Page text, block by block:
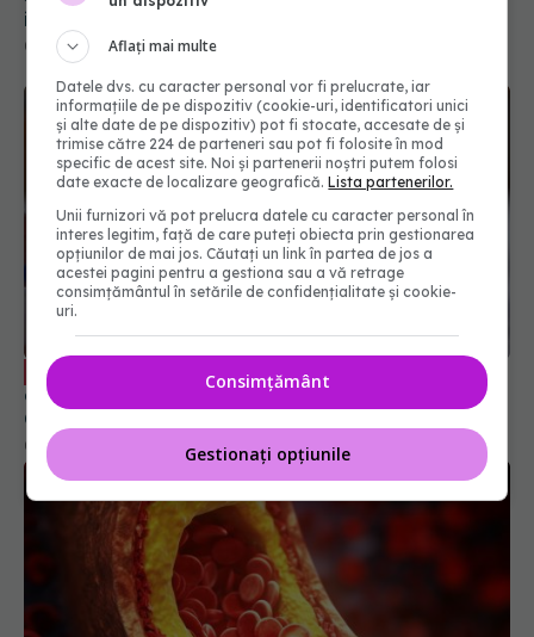
infarct
03 mar 2026, 09:30
EXCLUSIV
apărea chiar de la naștere. Prof. dr. Victor
Costache: Tablou clinic complex: nou-născut cu
stenoză aortică
06 feb 2026, 14:11
Aflați mai multe
Datele dvs. cu caracter personal vor fi prelucrate, iar
informațiile de pe dispozitiv (cookie-uri, identificatori unici
și alte date de pe dispozitiv) pot fi stocate, accesate de și
trimise către 224 de parteneri sau pot fi folosite în mod
specific de acest site. Noi și partenerii noștri putem folosi
date exacte de localizare geografică.Lista partenerilor.
Unii furnizori vă pot prelucra datele cu caracter personal în
interes legitim, față de care puteți obiecta prin gestionarea
opțiunilor de mai jos. Căutați un link în partea de jos a
acestei pagini pentru a gestiona sau a vă retrage
consimțământul în setările de confidențialitate și cookie-
uri.
Consimțământ
Gestionați opțiunile